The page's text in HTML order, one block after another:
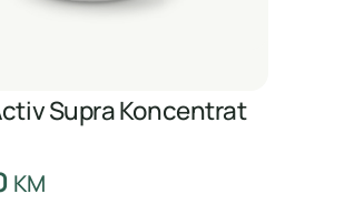
Supra Koncentrat
KM